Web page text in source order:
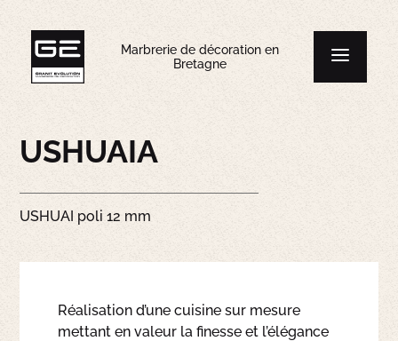
Marbrerie de décoration en
Bretagne
USHUAIA
USHUAI poli 12 mm
Réalisation d’une cuisine sur mesure
mettant en valeur la finesse et l’élégance